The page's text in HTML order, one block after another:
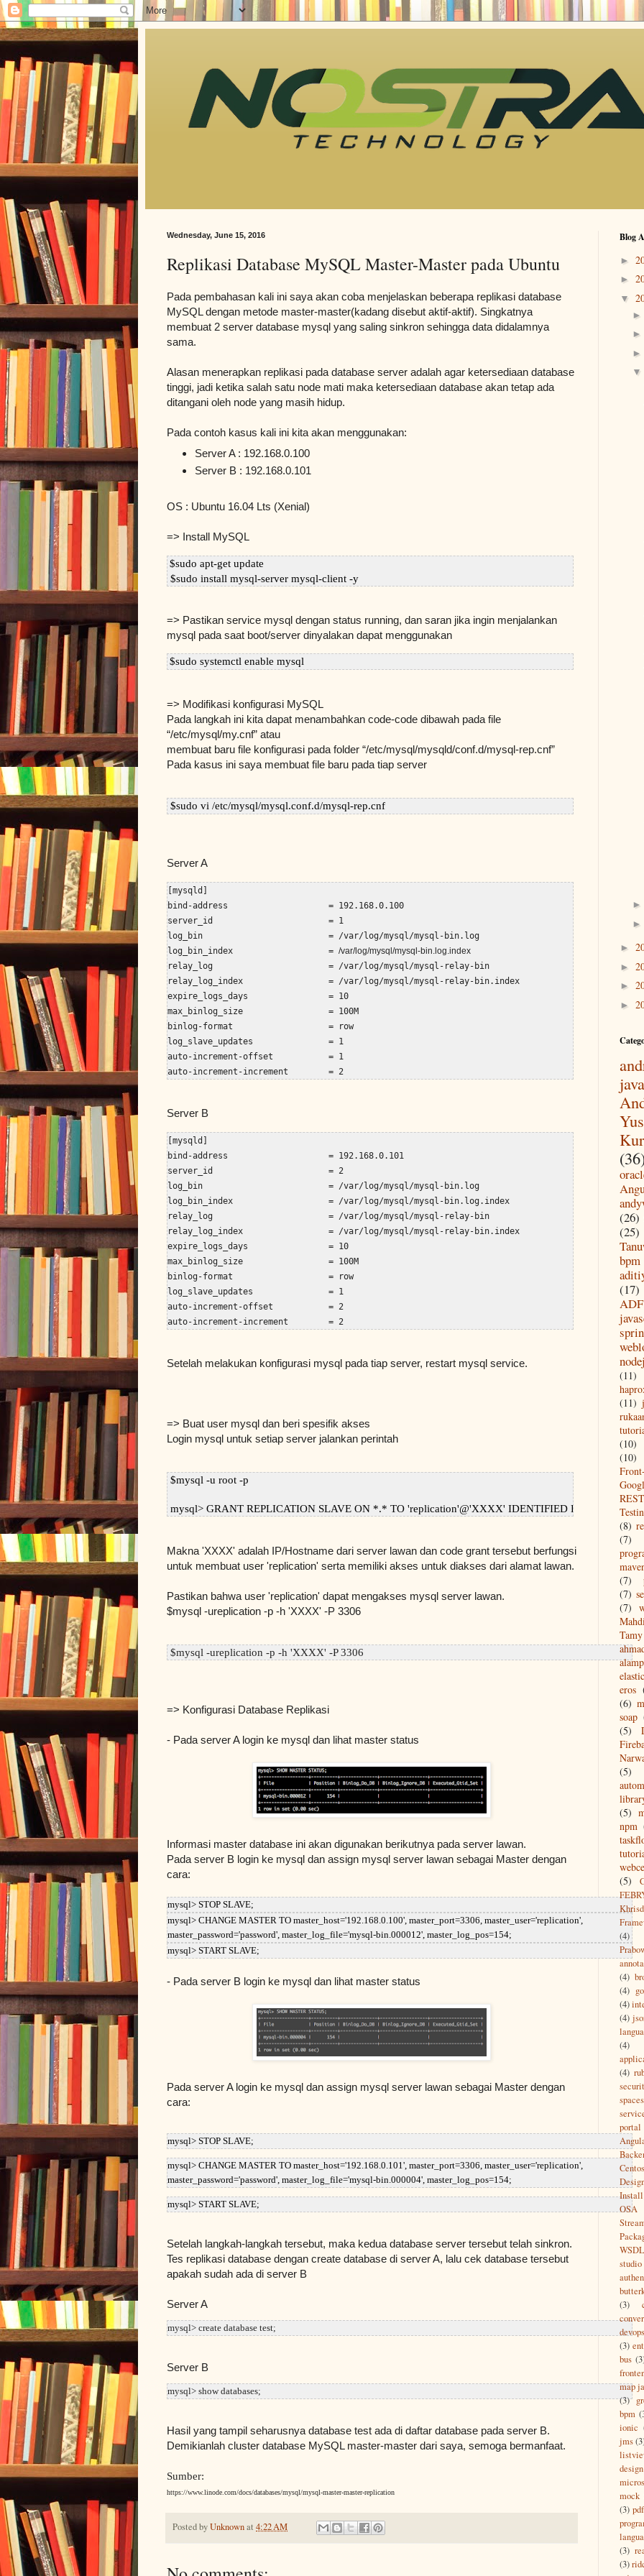
Wednesday, June 15, 2016
Replikasi Database MySQL Master-Master pada Ubuntu
Pada pembahasan kali ini saya akan coba menjelaskan beberapa replikasi database
MySQL dengan metode master-master(kadang disebut aktif-aktif). Singkatnya
membuat 2 server database mysql yang saling sinkron sehingga data didalamnya
sama.
Alasan menerapkan replikasi pada database server adalah agar ketersediaan database
tinggi, jadi ketika salah satu node mati maka ketersediaan database akan tetap ada
ditangani oleh node yang masih hidup.
Pada contoh kasus kali ini kita akan menggunakan:
Server A : 192.168.0.100
Server B : 192.168.0.101
OS : Ubuntu 16.04 Lts (Xenial)
=> Install MySQL
$sudo install mysql-server mysql-client -y
=> Pastikan service mysql dengan status running, dan saran jika ingin menjalankan
mysql pada saat boot/server dinyalakan dapat menggunakan
$sudo systemctl enable mysql
=> Modifikasi konfigurasi MySQL
Pada langkah ini kita dapat menambahkan code-code dibawah pada file
“/etc/mysql/my.cnf” atau
membuat baru file konfigurasi pada folder “/etc/mysql/mysqld/conf.d/mysql-rep.cnf”
Pada kasus ini saya membuat file baru pada tiap server
$sudo vi /etc/mysql/mysql.conf.d/mysql-rep.cnf
Server A
[mysqld]
bind-address                    = 192.168.0.100
server_id                       = 1
log_bin                         = /var/log/mysql/mysql-bin.log
log_bin_index                   = /var/log/mysql/mysql-bin.log.index
relay_log                       = /var/log/mysql/mysql-relay-bin
relay_log_index                 = /var/log/mysql/mysql-relay-bin.index
expire_logs_days                = 10
max_binlog_size                 = 100M
binlog-format                   = row
log_slave_updates               = 1
auto-increment-offset           = 1
auto-increment-increment        = 2
Server B
[mysqld]
bind-address                    = 192.168.0.101
server_id                       = 2
log_bin                         = /var/log/mysql/mysql-bin.log
log_bin_index                   = /var/log/mysql/mysql-bin.log.index
relay_log                       = /var/log/mysql/mysql-relay-bin
relay_log_index                 = /var/log/mysql/mysql-relay-bin.index
expire_logs_days                = 10
max_binlog_size                 = 100M
binlog-format                   = row
log_slave_updates               = 1
auto-increment-offset           = 2
auto-increment-increment        = 2
Setelah melakukan konfigurasi mysql pada tiap server, restart mysql service.
=> Buat user mysql dan beri spesifik akses
Login mysql untuk setiap server jalankan perintah
$mysql -u root -p
mysql> GRANT REPLICATION SLAVE ON *.* TO 'replication'@'XXXX' IDENTIFIED BY 'Password';
Makna 'XXXX' adalah IP/Hostname dari server lawan dan code grant tersebut berfungsi
untuk membuat user 'replication' serta memiliki akses untuk diakses dari alamat lawan.
Pastikan bahwa user 'replication' dapat mengakses mysql server lawan.
$mysql -ureplication -p -h 'XXXX' -P 3306
$mysql -ureplication -p -h 'XXXX' -P 3306
=> Konfigurasi Database Replikasi
- Pada server A login ke mysql dan lihat master status
Informasi master database ini akan digunakan berikutnya pada server lawan.
Pada server B login ke mysql dan assign mysql server lawan sebagai Master dengan
cara:
mysql> STOP SLAVE;
mysql> CHANGE MASTER TO master_host='192.168.0.100', master_port=3306, master_user='replication',
master_password='password', master_log_file='mysql-bin.000012', master_log_pos=154;
mysql> START SLAVE;
- Pada server B login ke mysql dan lihat master status
Pada server A login ke mysql dan assign mysql server lawan sebagai Master dengan
cara:
mysql> STOP SLAVE;
mysql> CHANGE MASTER TO master_host='192.168.0.101', master_port=3306, master_user='replication',
master_password='password', master_log_file='mysql-bin.000004', master_log_pos=154;
mysql> START SLAVE;
Setelah langkah-langkah tersebut, maka kedua database server tersebut telah sinkron.
Tes replikasi database dengan create database di server A, lalu cek database tersebut
apakah sudah ada di server B
Server A
mysql> create database test;
Server B
mysql> show databases;
Hasil yang tampil seharusnya database test ada di daftar database pada server B.
Demikianlah cluster database MySQL master-master dari saya, semoga bermanfaat.
Sumber:
https://www.linode.com/docs/databases/mysql/mysql-master-master-replication
Posted byUnknownat 4:22 AM
Blog
►
►
▼
►
►
►
▼
►
►
►
►
►
►
java
(26)
(25)
bpm
(17)
ADF
(11)
(11)
(10)
(10)
(8)
(7)
(7)
(7)
(7)
eros
(6)
soap
(5)
(5)
(5)
npm
(5)
(4)
(4)
(4)
(4)
(4)
(4)
(4)
spaces
portal
Install
OSA
WSDL
studio
(3)
devops
(3)
bus
map
(3)
bpm
ionic
jms
design
mock
(3) pdf
(3)
(3)